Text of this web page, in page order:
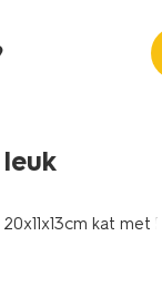
kat met